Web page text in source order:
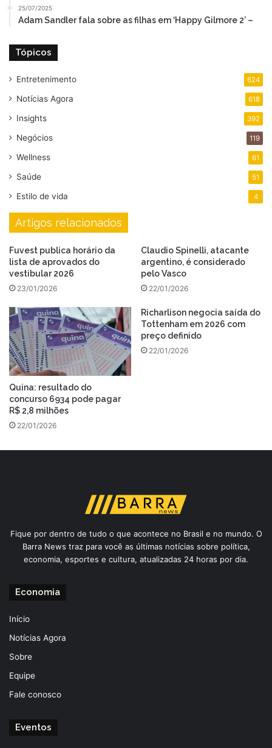
25/07/2025
Adam Sandler fala sobre as filhas em ‘Happy Gilmore 2’ –
Tópicos
Entretenimento 624
Notícias Agora 618
Insights 392
Negócios 119
Wellness 61
Saúde 51
Estilo de vida 4
Artigos relacionados
Fuvest publica horário da
lista de aprovados do
vestibular 2026
23/01/2026
Claudio Spinelli, atacante
argentino, é considerado
pelo Vasco
22/01/2026
Quina: resultado do
concurso 6934 pode pagar
R$ 2,8 milhões
22/01/2026
Richarlison negocia saída do
Tottenham em 2026 com
preço definido
22/01/2026
Fique por dentro de tudo o que acontece no Brasil e no mundo. O
Barra News traz para você as últimas notícias sobre política,
economia, esportes e cultura, atualizadas 24 horas por dia.
Economia
Início
Notícias Agora
Sobre
Equipe
Fale conosco
Eventos